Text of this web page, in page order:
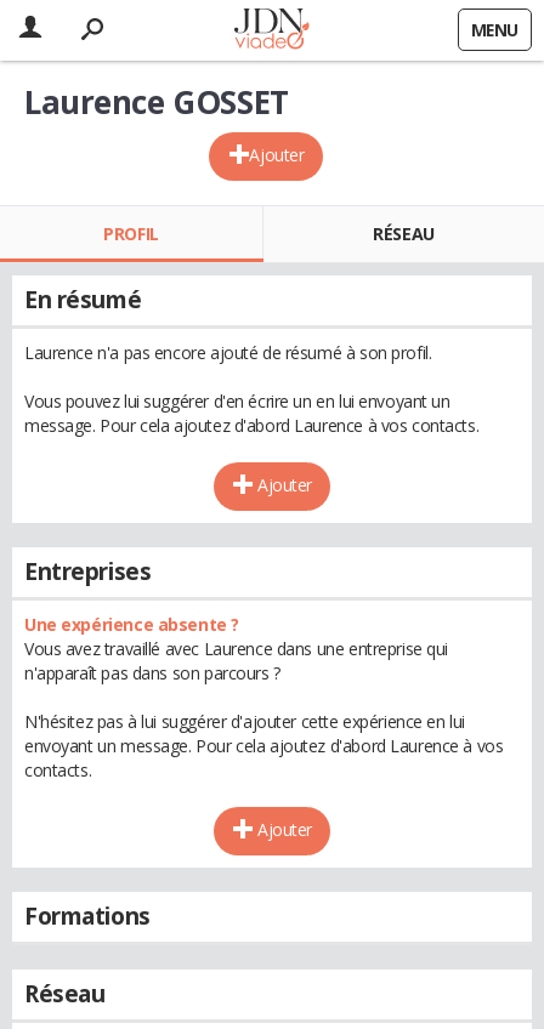
MENU
Ajouter
Laurence GOSSET
PROFIL RÉSEAU
En résumé
Laurence n'a pas encore ajouté de résumé à son profil.
Vous pouvez lui suggérer d'en écrire un en lui envoyant un
message. Pour cela ajoutez d'abord Laurence à vos contacts.
Ajouter
Entreprises
Une expérience absente ?
Vous avez travaillé avec Laurence dans une entreprise qui
n'apparaît pas dans son parcours ?
N'hésitez pas à lui suggérer d'ajouter cette expérience en lui
envoyant un message. Pour cela ajoutez d'abord Laurence à vos
contacts.
Ajouter
Formations
Réseau